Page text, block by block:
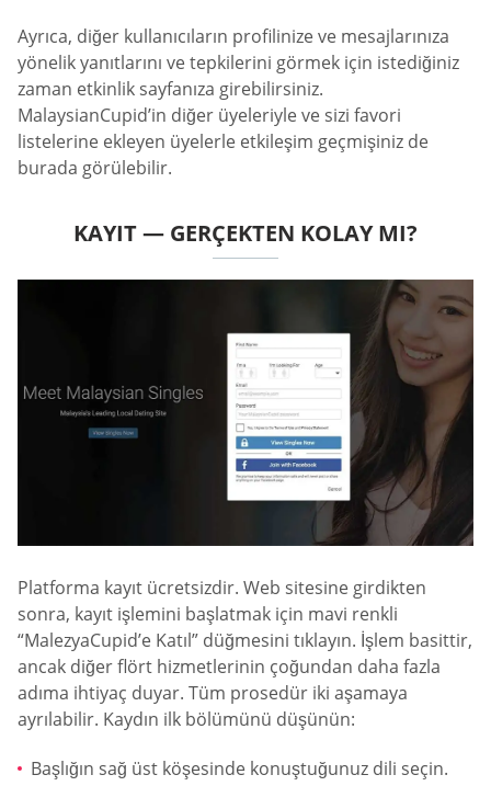
Ayrıca, diğer kullanıcıların profilinize ve mesajlarınıza
yönelik yanıtlarını ve tepkilerini görmek için istediğiniz
zaman etkinlik sayfanıza girebilirsiniz.
MalaysianCupid’in diğer üyeleriyle ve sizi favori
listelerine ekleyen üyelerle etkileşim geçmişiniz de
burada görülebilir.
KAYIT — GERÇEKTEN KOLAY MI?
Platforma kayıt ücretsizdir. Web sitesine girdikten
sonra, kayıt işlemini başlatmak için mavi renkli
“MalezyaCupid’e Katıl” düğmesini tıklayın. İşlem basittir,
ancak diğer flört hizmetlerinin çoğundan daha fazla
adıma ihtiyaç duyar. Tüm prosedür iki aşamaya
ayrılabilir. Kaydın ilk bölümünü düşünün:
Başlığın sağ üst köşesinde konuştuğunuz dili seçin.